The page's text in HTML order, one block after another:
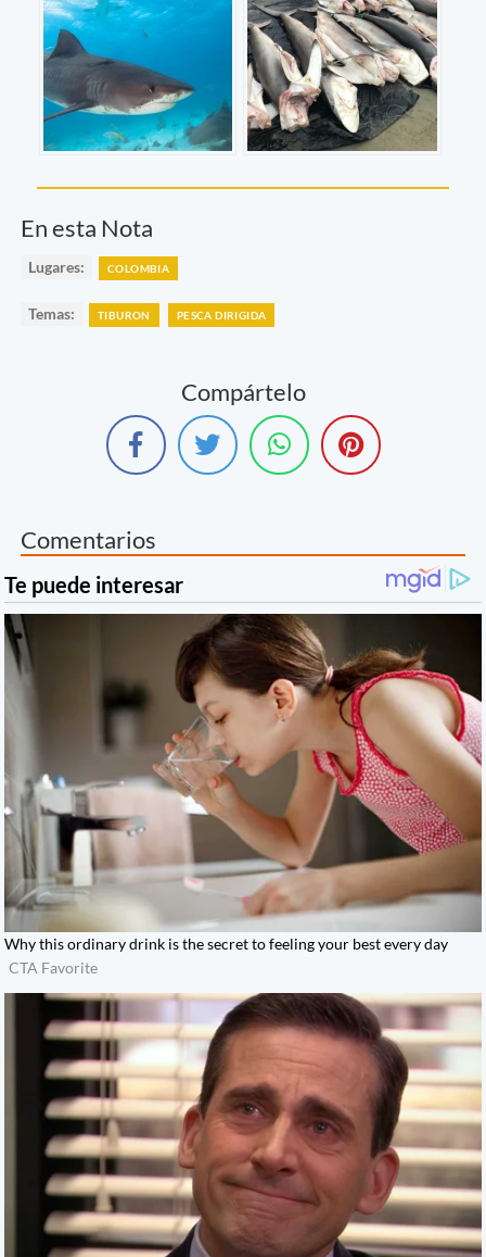
En esta Nota
Lugares: COLOMBIA
Temas: TIBURON PESCA DIRIGIDA
Compártelo
Comentarios